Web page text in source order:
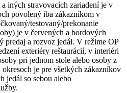
iných stravovacích zariadení je v
povolený iba zákazníkom v
testovaný/prekonanie
je v červených a bordových
predaj a rozvoz jedál. V režime OP
exteriéry reštaurácií, v interiéri
pri jednom stole alebo osoby z
je pre všetkých zákazníkov
jedál so sebou alebo